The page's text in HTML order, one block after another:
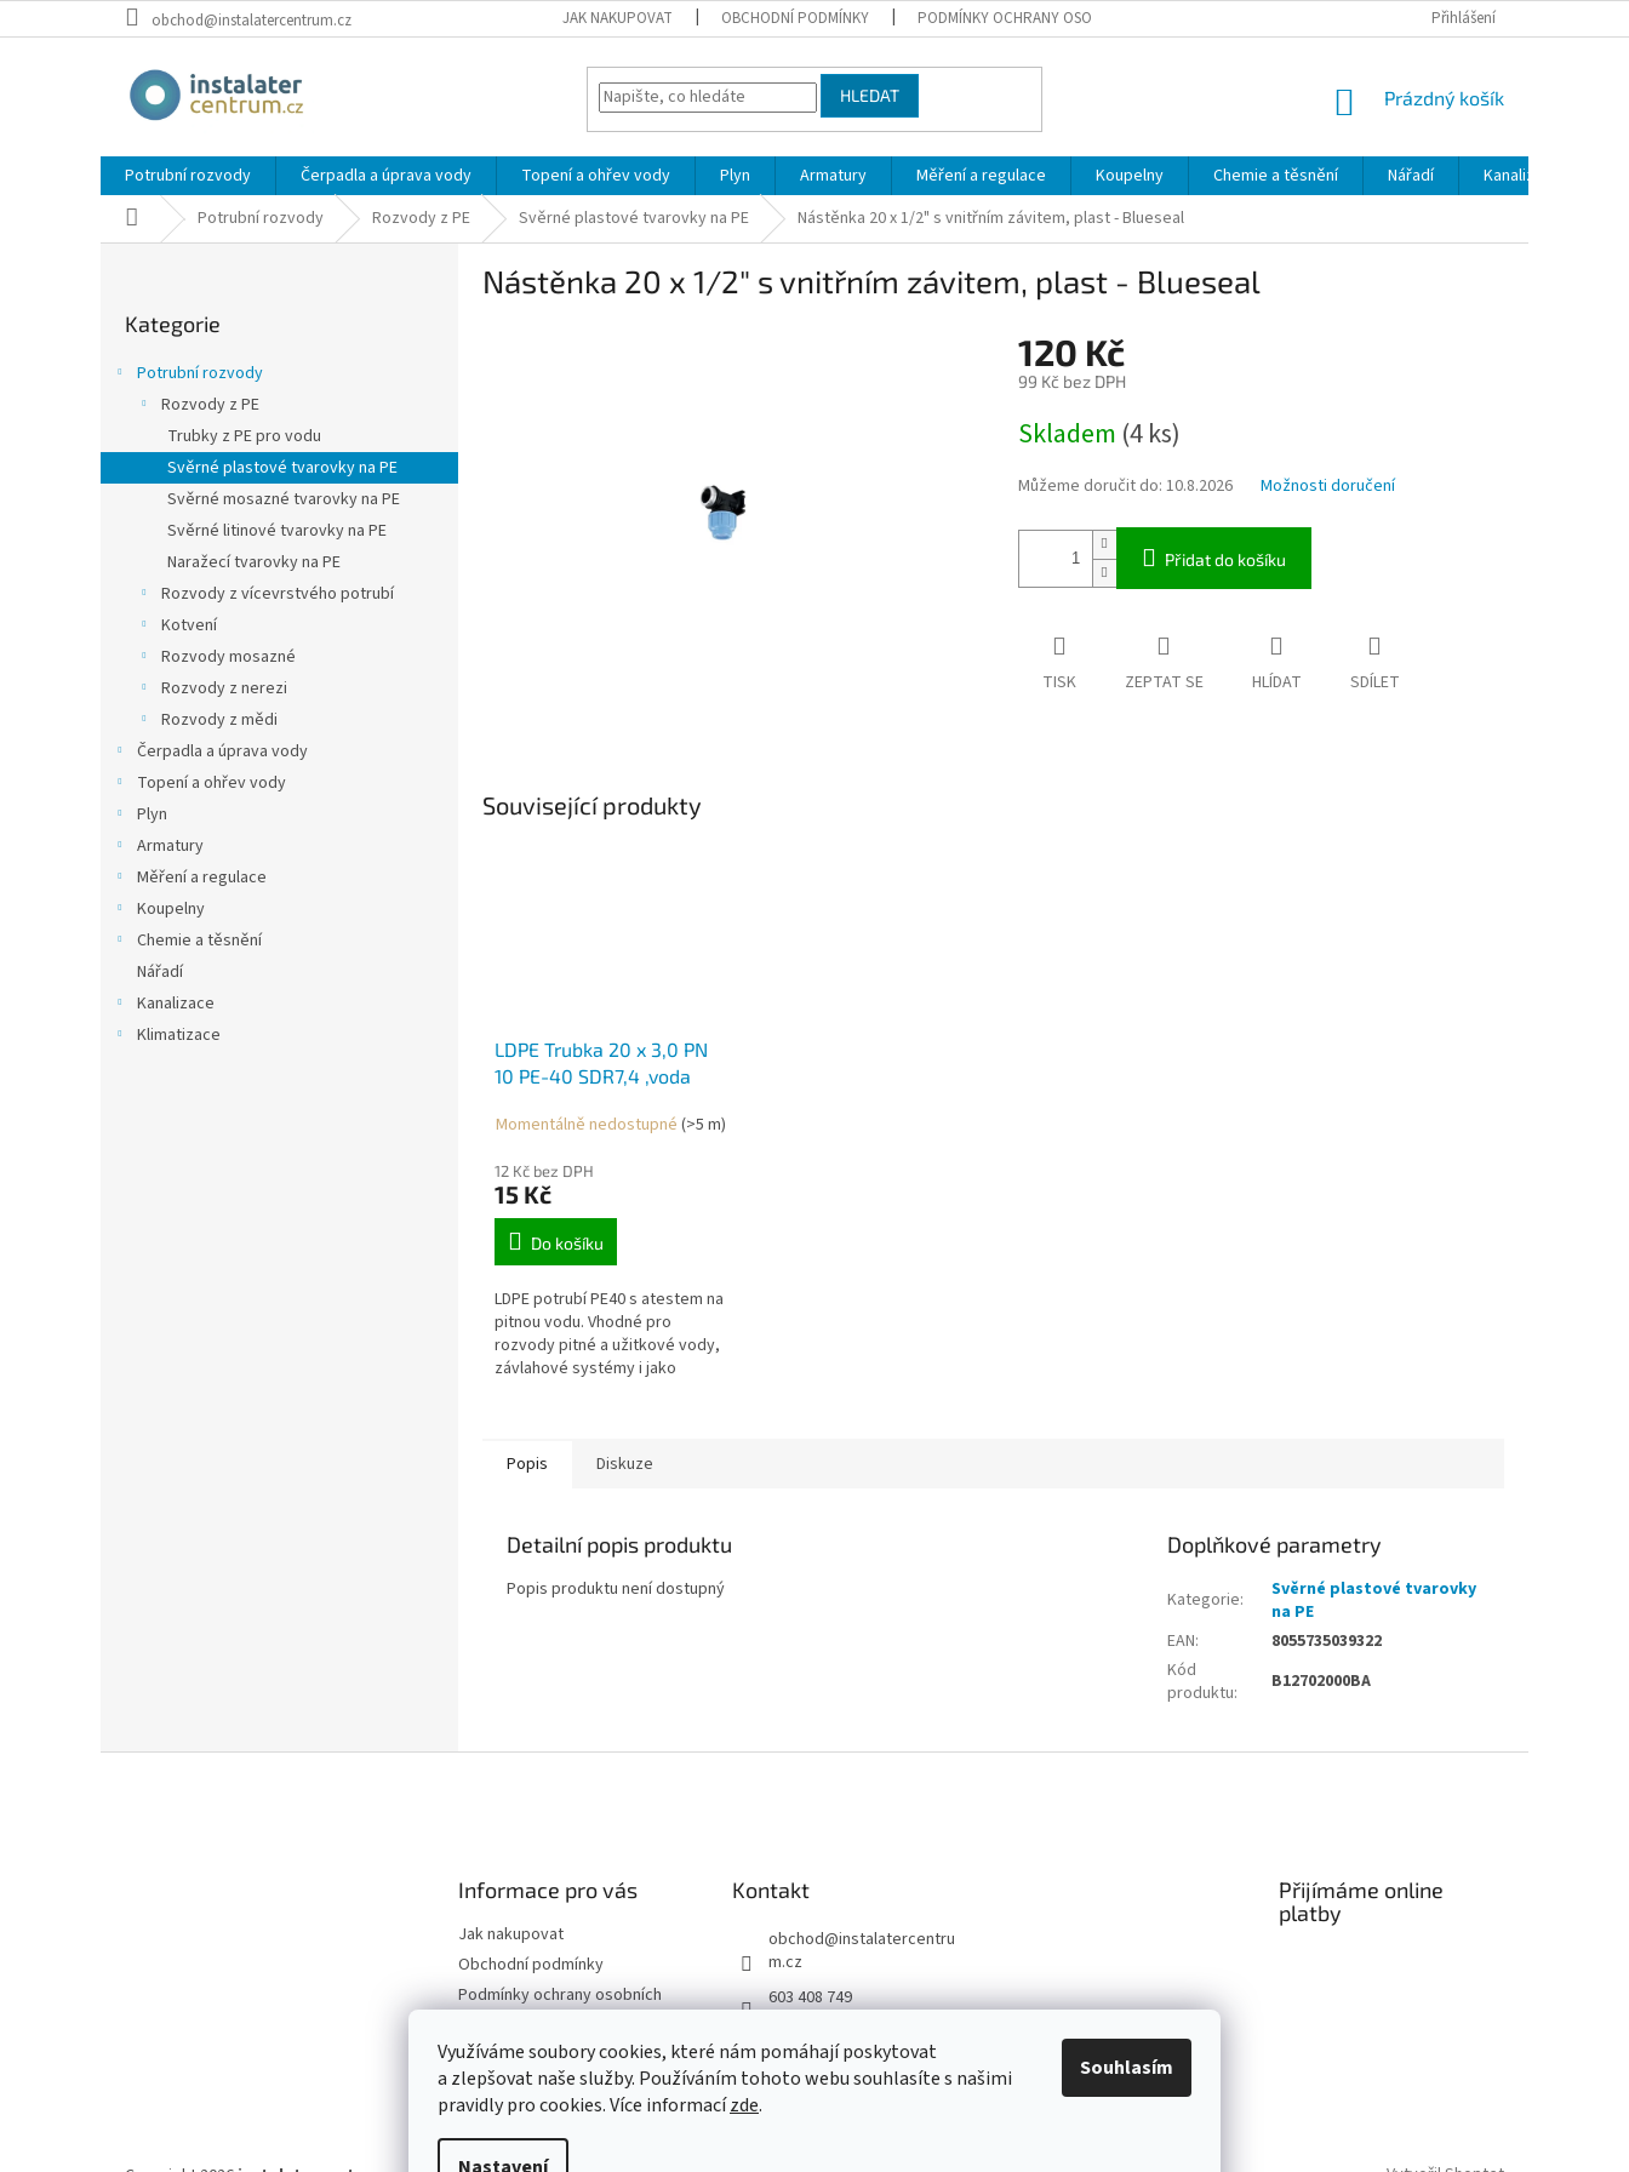
Využíváme soubory cookies, které nám pomáhají poskytovat
a zlepšovat naše služby. Používáním tohoto webu souhlasíte s našimi
pravidly pro cookies. Více informacízde.
Souhlasím
na
obchod@instalatercentrum.cz JAK NAKUPOVAT OBCHODNÍ PODMÍNKY PODMÍNKY OCHRANY OSOBNÍCH ÚDAJŮ MOJE OBJEDNÁVKA
Přihlášení
HLEDAT
NÁKUPNÍ
Prázdný košík
Potrubní rozvody Čerpadla a úprava vody Topení a ohřev vody Plyn Armatury Měření a regulace Koupelny Chemie a těsnění Nářadí Kanalizace
Domů Potrubní rozvody Rozvody z PE Svěrné plastové tvarovky na PE Nástěnka 20 x 1/2" s vnitřním závitem, plast - Blueseal
kategorie
Kategorie
Potrubní rozvody
Rozvody z PE
Trubky z PE pro vodu
Svěrné plastové tvarovky na PE
Svěrné mosazné tvarovky na PE
Svěrné litinové tvarovky na PE
Naražecí tvarovky na PE
Rozvody z vícevrstvého potrubí
Kotvení
Rozvody mosazné
Rozvody z nerezi
Rozvody z mědi
Čerpadla a úprava vody
Topení a ohřev vody
Plyn
Armatury
Měření a regulace
Koupelny
Chemie a těsnění
Nářadí
Kanalizace
Klimatizace
Nástěnka 20 x 1/2" s vnitřním závitem, plast - Blueseal
120 Kč
99 Kč bez DPH
cena:
Skladem (4 ks)
Můžeme doručit do: 10.8.2026 Možnosti doručení
Přidat do košíku
TISK ZEPTAT SE HLÍDAT SDÍLET
Související produkty
LDPE Trubka 20 x 3,0 PN
10 PE-40 SDR7,4 ,voda
Momentálně nedostupné (>5 m)
12 Kč bez DPH
15 Kč
Do košíku
LDPE potrubí PE40 s atestem na
pitnou vodu. Vhodné pro
rozvody pitné a užitkové vody,
závlahové systémy i jako
Popis Diskuze
Detailní popis produktu
Popis produktu není dostupný
Doplňkové parametry
Kategorie:
Svěrné plastové tvarovky
na PE
EAN:
8055735039322
Kód
produktu: B12702000BA
Informace pro vás
Jak nakupovat
Obchodní podmínky
Podmínky ochrany osobních
údajů
Odstoupení od smlouvy
Moje objednávka
Kontakt
obchod@instalatercentru
m.cz
603 408 749
Přijímáme online
platby